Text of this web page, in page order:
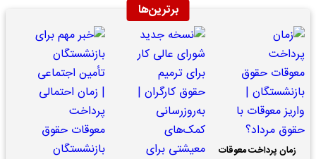
برترین‌ها
زمان پرداخت معوقات